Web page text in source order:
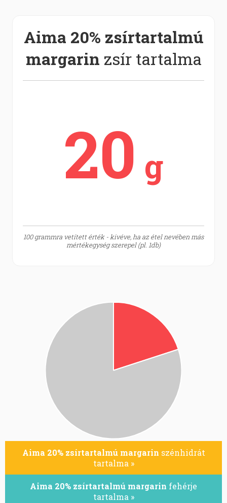
Aima 20% zsírtartalmú
margarin zsír tartalma
20 g
100 grammra vetített érték - kivéve, ha az étel nevében más
mértékegység szerepel (pl. 1db)
Aima 20% zsírtartalmú margarin szénhidrát
tartalma »
Aima 20% zsírtartalmú margarin fehérje
tartalma »